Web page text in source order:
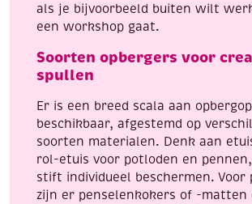
als je bijvoorbeeld buiten wilt
een workshop gaat.
Soorten opbergers voor
spullen
Er is een breed scala aan
beschikbaar, afgestemd op
soorten materialen. Denk aan
rol-etuis voor potloden en
stift individueel beschermen. Voor
zijn er penselenkokers of -matten